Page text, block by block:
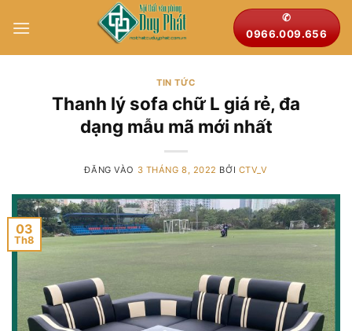
qua
✆
0966.009.656
TIN TỨC
Thanh lý sofa chữ L giá rẻ, đa
dạng mẫu mã mới nhất
ĐĂNG VÀO 3 THÁNG 8, 2022 BỞI CTV_V
03
Th8